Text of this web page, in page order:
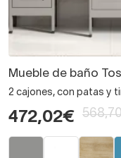
Mueble de baño
2 cajones, con patas y
472,02€